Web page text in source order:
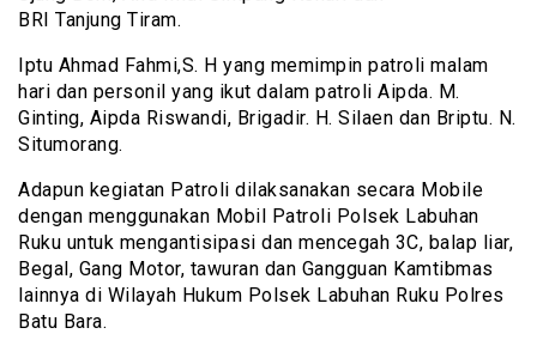
BRI Tanjung Tiram.
Iptu Ahmad Fahmi,S. H yang memimpin patroli malam
hari dan personil yang ikut dalam patroli Aipda. M.
Ginting, Aipda Riswandi, Brigadir. H. Silaen dan Briptu. N.
Situmorang.
Adapun kegiatan Patroli dilaksanakan secara Mobile
dengan menggunakan Mobil Patroli Polsek Labuhan
Ruku untuk mengantisipasi dan mencegah 3C, balap liar,
Begal, Gang Motor, tawuran dan Gangguan Kamtibmas
lainnya di Wilayah Hukum Polsek Labuhan Ruku Polres
Batu Bara.